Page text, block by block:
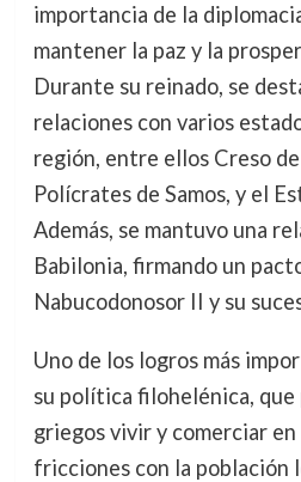
importancia de la
mantener la paz y la
Durante su reinado, se
relaciones con varios
región, entre ellos Creso
Polícrates de Samos, y el
Además, se mantuvo una
Babilonia, firmando un
Nabucodonosor II y su
Uno de los logros más
su política filohelénica,
griegos vivir y comerciar
fricciones con la población